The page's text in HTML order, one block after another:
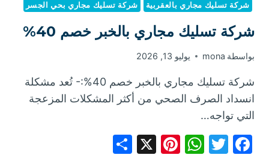
شركة تسليك مجاري بالعقربية
شركة تسليك مجاري بحي الجسر
شركة تسليك مجاري بالخبر خصم 40%
بواسطة mona يوليو 13, 2026
شركة تسليك مجاري بالخبر خصم 40%:- تُعد مشكلة
انسداد الصرف الصحي من أكثر المشكلات المزعجة
التي تواجه…
Facebook
Twitter
WhatsApp
Pinterest
X